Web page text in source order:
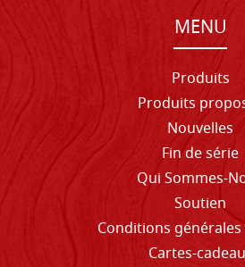
MENU
Produits
Produits
Nouvelles
Fin de série
Qui Sommes-
Soutien
Conditions
Cartes-